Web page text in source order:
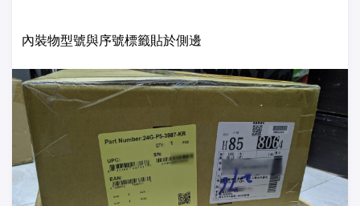
內裝物型號與序號標籤貼於側邊